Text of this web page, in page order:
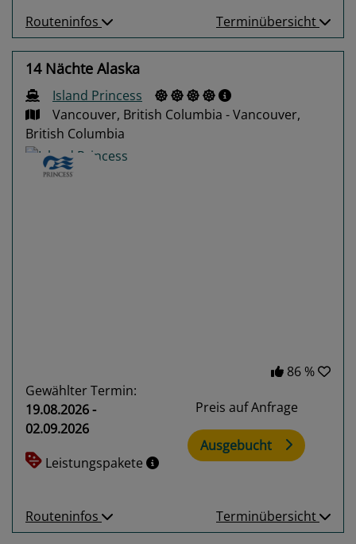
Routeninfos Terminübersicht
14 Nächte Alaska
Island Princess
Vancouver, British Columbia - Vancouver,
British Columbia
86 %
Gewählter Termin:
19.08.2026 -
02.09.2026
Leistungspakete
Preis auf Anfrage
Ausgebucht
Routeninfos Terminübersicht